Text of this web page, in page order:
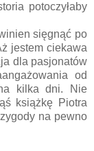
potoczyłaby
sięgnąć po
jestem ciekawa
dla pasjonatów
od
kilka dni. Nie
książkę Piotra
na pewno